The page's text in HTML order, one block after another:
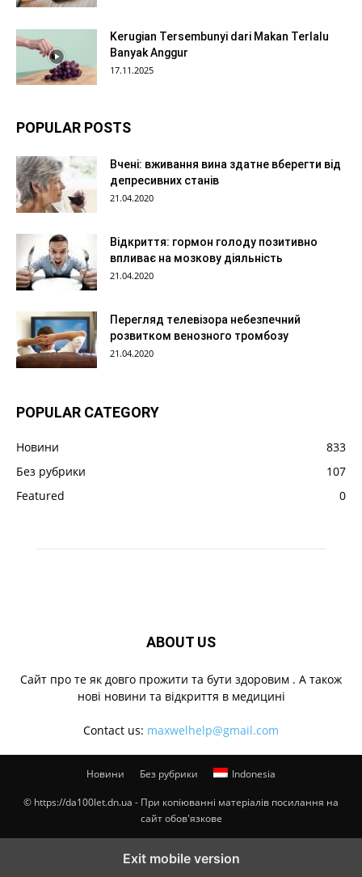
Kerugian Tersembunyi dari Makan Terlalu
Banyak Anggur
17.11.2025
POPULAR POSTS
Вчені: вживання вина здатне вберегти від
депресивних станів
21.04.2020
Відкриття: гормон голоду позитивно
впливає на мозкову діяльність
21.04.2020
Перегляд телевізора небезпечний
розвитком венозного тромбозу
21.04.2020
POPULAR CATEGORY
Новини
833
Без рубрики
107
Featured
0
ABOUT US
Cайт про те як довго прожити та бути здоровим . А також
нові новини та відкриття в медицині
Contact us: maxwelhelp@gmail.com
Новини Без рубрики Indonesia
© https://da100let.dn.ua - При копіюванні матеріалів посилання на
сайт обов'язкове
Exit mobile version